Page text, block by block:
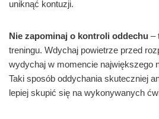
uniknąć kontuzji.
Nie zapominaj o kontroli oddechu –
treningu. Wdychaj powietrze przed
wydychaj w momencie największego
Taki sposób oddychania skuteczniej
lepiej skupić się na wykonywanych